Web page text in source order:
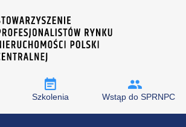
Szkolenia Wstąp do SPRNPC